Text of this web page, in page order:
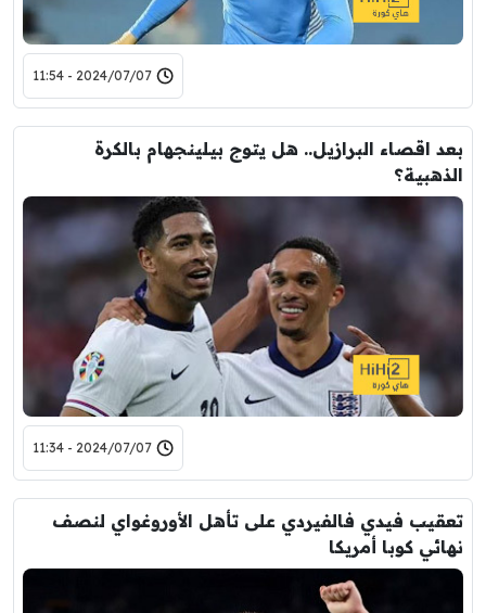
2024/07/07 - 11:54
بعد اقصاء البرازيل.. هل يتوج بيلينجهام بالكرة
الذهبية؟
2024/07/07 - 11:34
تعقيب فيدي فالفيردي على تأهل الأوروغواي لنصف
نهائي كوبا أمريكا